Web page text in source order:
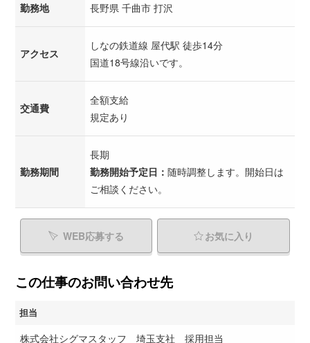
勤務地 長野県 千曲市 打沢
アクセス
しなの鉄道線 屋代駅 徒歩14分
国道18号線沿いです。
交通費
全額支給
規定あり
勤務期間
長期
勤務開始予定日： 随時調整します。開始日は
ご相談ください。
WEB応募する お気に入り
この仕事のお問い合わせ先
担当
株式会社シグマスタッフ 埼玉支社 採用担当